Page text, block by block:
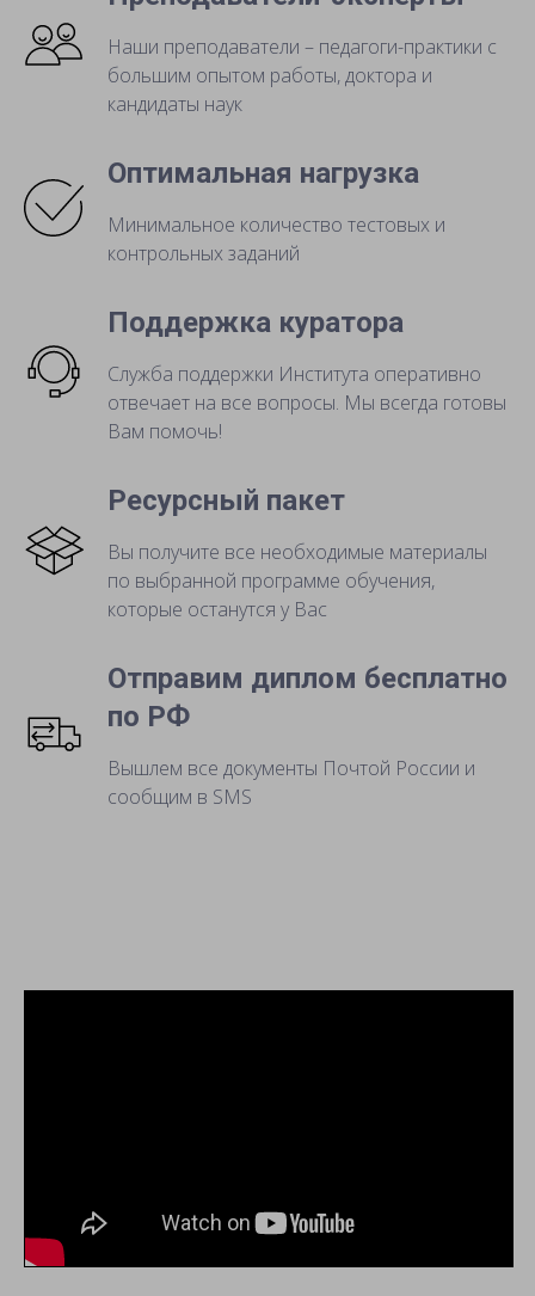
Наши преподаватели – педагоги-практики с
большим опытом работы, доктора и
кандидаты наук
Оптимальная нагрузка
Минимальное количество тестовых и
контрольных заданий
Поддержка куратора
Служба поддержки Института оперативно
отвечает на все вопросы. Мы всегда готовы
Вам помочь!
Ресурсный пакет
Вы получите все необходимые материалы
по выбранной программе обучения,
которые останутся у Вас
Отправим диплом бесплатно
по РФ
Вышлем все документы Почтой России и
сообщим в SMS